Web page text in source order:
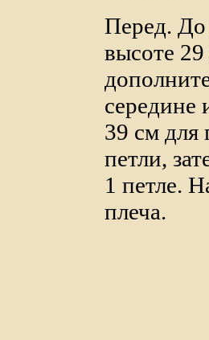
Перед. До
высоте 29
середине
39 см для
петли,
1 петле.
плеча.